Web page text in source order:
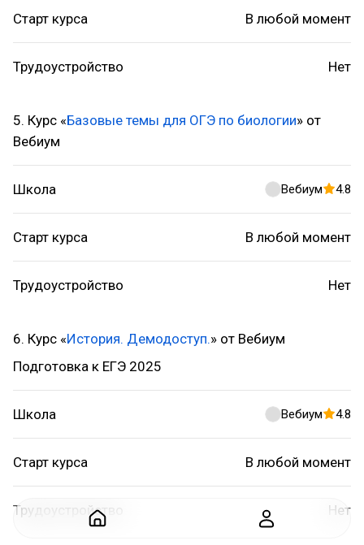
Старт курса В любой момент
Трудоустройство Нет
5. Курс «Базовые темы для ОГЭ по биологии» от
Вебиум
Школа Вебиум 4.8
Старт курса В любой момент
Трудоустройство Нет
6. Курс «История. Демодоступ.» от Вебиум
Подготовка к ЕГЭ 2025
Школа Вебиум 4.8
Старт курса В любой момент
Трудоустройство Нет